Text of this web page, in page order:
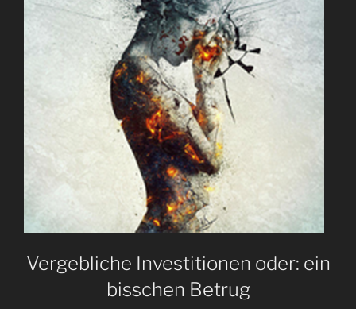
des
Nachts”»
Vergebliche Investitionen oder: ein
bisschen Betrug